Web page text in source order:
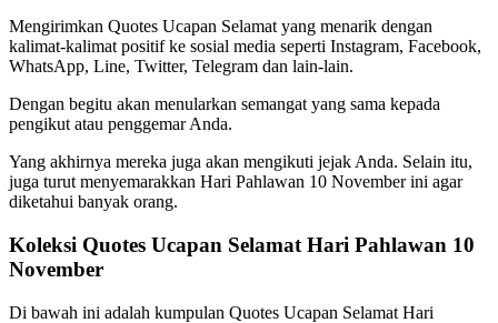
Mengirimkan Quotes Ucapan Selamat yang menarik dengan
kalimat-kalimat positif ke sosial media seperti Instagram, Facebook,
WhatsApp, Line, Twitter, Telegram dan lain-lain.
Dengan begitu akan menularkan semangat yang sama kepada
pengikut atau penggemar Anda.
Yang akhirnya mereka juga akan mengikuti jejak Anda. Selain itu,
juga turut menyemarakkan Hari Pahlawan 10 November ini agar
diketahui banyak orang.
Koleksi Quotes Ucapan Selamat Hari Pahlawan 10
November
Di bawah ini adalah kumpulan Quotes Ucapan Selamat Hari